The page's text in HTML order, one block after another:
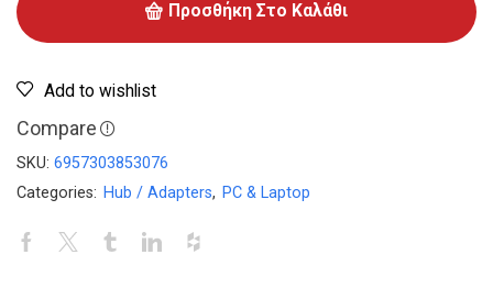
Προσθήκη Στο Καλάθι
Add to wishlist
Compare
SKU: 6957303853076
Categories: Hub / Adapters, PC & Laptop